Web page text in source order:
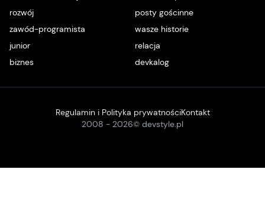
rozwój
posty gościnne
zawód-programista
wasze historie
junior
relacja
biznes
devkalog
2008 - 2026© devstyle.pl
Regulamin i Polityka prywatnościKontakt